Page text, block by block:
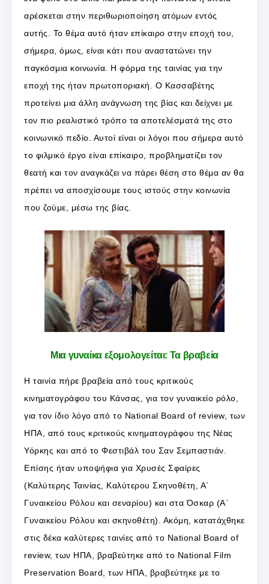
αρέσκεται στην περιθωριοποίηση ατόμων εντός
αυτής. Το θέμα αυτό ήταν επίκαιρο στην εποχή του,
σήμερα, όμως, είναι κάτι που αναστατώνει την
παγκόσμια κοινωνία. Η φόρμα της ταινίας για την
εποχή της ήταν πρωτοποριακή. Ο Κασσαβέτης
προτείνει μια άλλη ανάγνωση της βίας και δείχνει με
τον πιο ρεαλιστικό τρόπο τα αποτελέσματά της στο
κοινωνικό πεδίο. Αυτοί είναι οι λόγοι που σήμερα αυτό
το φιλμικό έργο είναι επίκαιρο, προβληματίζει τον
θεατή και τον αναγκάζει να πάρει θέση στο θέμα αν θα
πρέπει να αποσχίσουμε τους ιστούς στην κοινωνία
που ζούμε, μέσω της βίας.
Μια γυναίκα εξομολογείται: Τα βραβεία
Η ταινία πήρε βραβεία από τους κριτικούς
κινηματογράφου του Κάνσας, για τον γυναικείο ρόλο,
για τον ίδιο λόγο από το National Board of review, των
ΗΠΑ, από τους κριτικούς κινηματογράφου της Νέας
Υόρκης και από το Φεστιβάλ του Σαν Σεμπαστιάν.
Επίσης ήταν υποψήφια για Χρυσές Σφαίρες
(Καλύτερης Ταινίας, Καλύτερου Σκηνοθέτη, Α΄
Γυναικείου Ρόλου και σεναρίου) και στα Όσκαρ (Α΄
Γυναικείου Ρόλου και σκηνοθέτη). Ακόμη, κατατάχθηκε
στις δέκα καλύτερες ταινίες από το National Board of
review, των ΗΠΑ, βραβεύτηκε από το National Film
Preservation Board, των ΗΠΑ, βραβεύτηκε με το